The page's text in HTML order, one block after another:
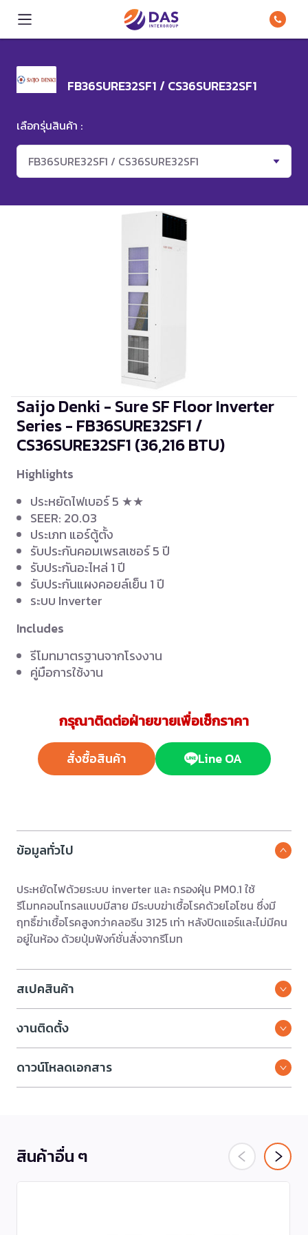
FB36SURE32SF1 / CS36SURE32SF1
เลือกรุ่นสินค้า :
FB36SURE32SF1 / CS36SURE32SF1
Saijo Denki - Sure SF Floor Inverter
Series - FB36SURE32SF1 /
CS36SURE32SF1 (36,216 BTU)
Highlights
ประหยัดไฟเบอร์ 5 ★★
SEER: 20.03
ประเภท แอร์ตู้ตั้ง
รับประกันคอมเพรสเซอร์ 5 ปี
รับประกันอะไหล่ 1 ปี
รับประกันแผงคอยล์เย็น 1 ปี
ระบบ Inverter
Includes
รีโมทมาตรฐานจากโรงงาน
คู่มือการใช้งาน
กรุณาติดต่อฝ่ายขายเพื่อเช็กราคา
สั่งซื้อสินค้า Line OA
ข้อมูลทั่วไป
ประหยัดไฟด้วยระบบ inverter และ กรองฝุ่น PM0.1 ใช้
รีโมทคอนโทรลแบบมีสาย มีระบบฆ่าเชื้อโรคด้วยโอโซน ซึ่งมี
ฤทธิ์ฆ่าเชื้อโรคสูงกว่าคลอรีน 3125 เท่า หลังปิดแอร์และไม่มีคน
อยู่ในห้อง ด้วยปุ่มฟังก์ชั่นสั่งจากรีโมท
สเปคสินค้า
งานติดตั้ง
ดาวน์โหลดเอกสาร
สินค้าอื่น ๆ